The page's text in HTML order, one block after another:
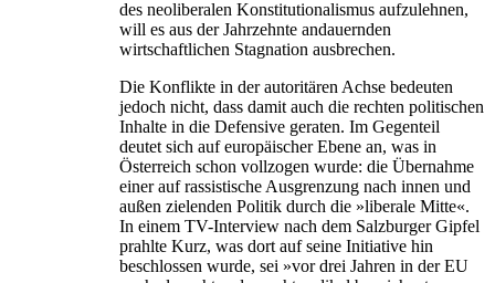
des neoliberalen Konstitutionalismus aufzulehnen,
will es aus der Jahrzehnte andauernden
wirtschaftlichen Stagnation ausbrechen.
Die Konflikte in der autoritären Achse bedeuten
jedoch nicht, dass damit auch die rechten politischen
Inhalte in die Defensive geraten. Im Gegenteil
deutet sich auf europäischer Ebene an, was in
Österreich schon vollzogen wurde: die Übernahme
einer auf rassistische Ausgrenzung nach innen und
außen zielenden Politik durch die »liberale Mitte«.
In einem TV-Interview nach dem Salzburger Gipfel
prahlte Kurz, was dort auf seine Initiative hin
beschlossen wurde, sei »vor drei Jahren in der EU